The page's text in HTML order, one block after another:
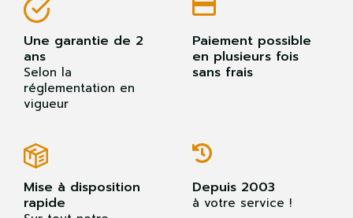
Une garantie de 2
ans
Selon la
réglementation en
vigueur
Paiement possible
en plusieurs fois
sans frais
Mise à disposition
rapide
Depuis 2003
à votre service !